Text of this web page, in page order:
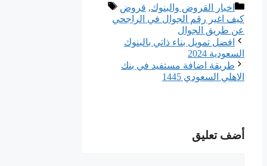
التصنيفات
اخبار القروض والبنوك, قروض
الوسوم
كيف اغير رقم الجوال في الراجحي
عن طريق الجوال
افضل تمويل بناء ذاتي بالبنوك
السعودية 2024
طريقة اضافة مستفيد في بنك
الاهلي السعودي 1445
أضف تعليق